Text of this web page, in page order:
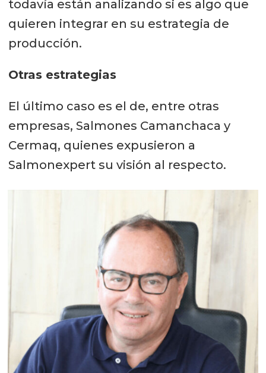
todavía están analizando si es algo que
quieren integrar en su estrategia de
producción.
Otras estrategias
El último caso es el de, entre otras
empresas, Salmones Camanchaca y
Cermaq, quienes expusieron a
Salmonexpert su visión al respecto.